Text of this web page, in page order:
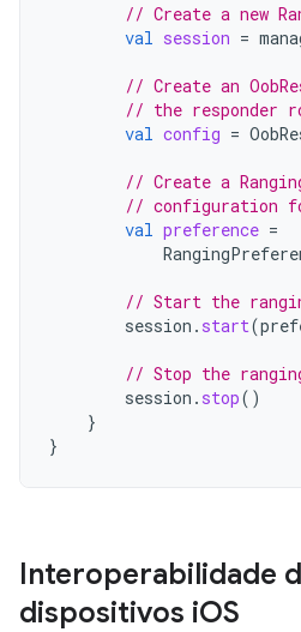
// Create a new
val session =
// Create an
// the responder
val config =
// Create a
// configuration
val preference =
// Start the
session . start(
// Stop the
session . stop()
}
}
Interoperabilidade
dispositivos iOS